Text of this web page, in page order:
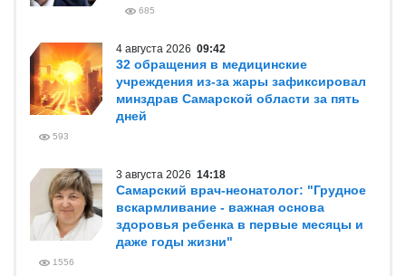
685
4 августа 2026 09:42
32 обращения в медицинские
учреждения из-за жары зафиксировал
минздрав Самарской области за пять
дней
593
3 августа 2026 14:18
Самарский врач-неонатолог: "Грудное
вскармливание - важная основа
здоровья ребенка в первые месяцы и
даже годы жизни"
1556